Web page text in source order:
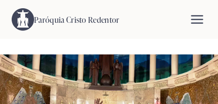
para
Paróquia Cristo Redentor